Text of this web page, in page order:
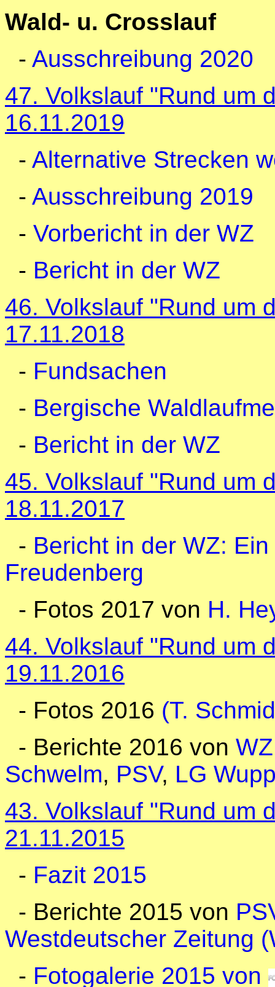
Wald- u. Crosslauf
- Ausschreibung 2020
47. Volkslauf "Rund um
16.11.2019
- Alternative Strecken
- Ausschreibung 2019
- Vorbericht in der WZ
- Bericht in der WZ
46. Volkslauf "Rund um
17.11.2018
- Fundsachen
- Bergische
- Bericht in der WZ
45. Volkslauf "Rund um
18.11.2017
- Bericht in der WZ:
Freudenberg
- Fotos 2017 von H.
44. Volkslauf "Rund um
19.11.2016
- Fotos 2016 (T.
- Berichte 2016 von
Schwelm, PSV, LG
43. Volkslauf "Rund um
21.11.2015
- Fazit 2015
- Berichte 2015 von
Westdeutscher Zeitung
- Fotogalerie 2015 von